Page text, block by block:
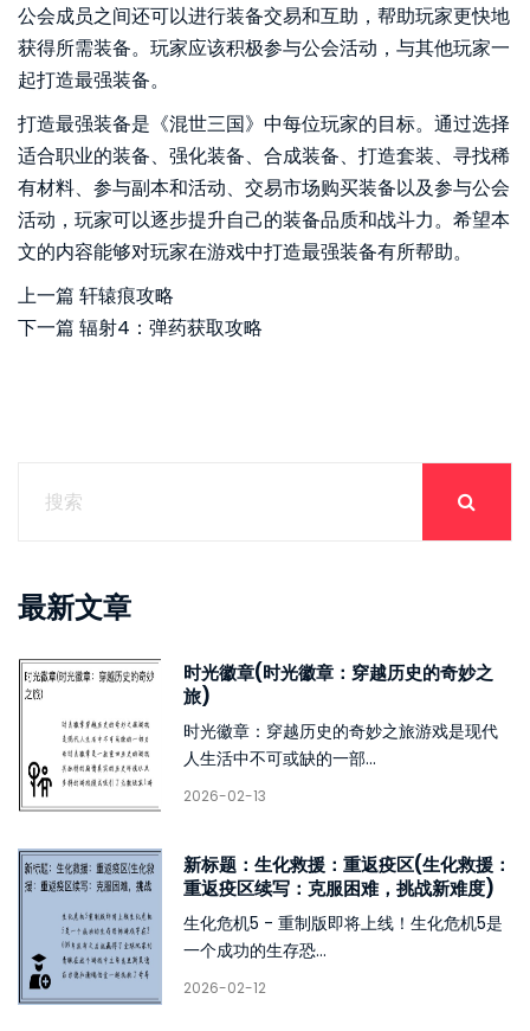
公会成员之间还可以进行装备交易和互助，帮助玩家更快地
获得所需装备。玩家应该积极参与公会活动，与其他玩家一
起打造最强装备。
打造最强装备是《混世三国》中每位玩家的目标。通过选择
适合职业的装备、强化装备、合成装备、打造套装、寻找稀
有材料、参与副本和活动、交易市场购买装备以及参与公会
活动，玩家可以逐步提升自己的装备品质和战斗力。希望本
文的内容能够对玩家在游戏中打造最强装备有所帮助。
上一篇 轩辕痕攻略
下一篇 辐射4：弹药获取攻略
最新文章
时光徽章(时光徽章：穿越历史的奇妙之
旅)
时光徽章：穿越历史的奇妙之旅游戏是现代
人生活中不可或缺的一部...
2026-02-13
新标题：生化救援：重返疫区(生化救援：
重返疫区续写：克服困难，挑战新难度)
生化危机5 - 重制版即将上线！生化危机5是
一个成功的生存恐...
2026-02-12